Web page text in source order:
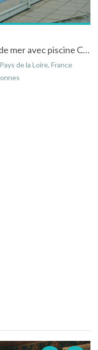
Villa ''couleur océane'' au bord de mer avec piscine COUVERTE à Longeville-sur-Mer en Vendée
de la Loire, France